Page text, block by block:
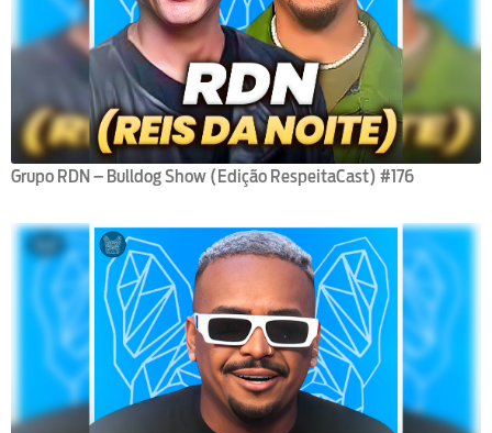
Grupo RDN – Bulldog Show (Edição RespeitaCast) #176